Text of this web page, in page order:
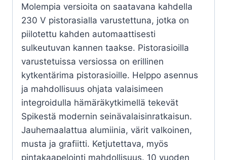
Molempia versioita on saatavana kahdella
230 V pistorasialla varustettuna, jotka on
piilotettu kahden automaattisesti
sulkeutuvan kannen taakse. Pistorasioilla
varustetuissa versiossa on erillinen
kytkentärima pistorasioille. Helppo asennus
ja mahdollisuus ohjata valaisimeen
integroidulla hämäräkytkimellä tekevät
Spikestä modernin seinävalaisinratkaisun.
Jauhemaalattua alumiinia, värit valkoinen,
musta ja grafiitti. Ketjutettava, myös
pintakaapelointi mahdollisuus. 10 vuoden